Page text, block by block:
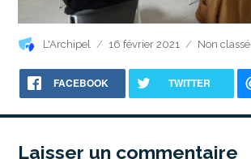
Auteur
L'Archipel
Publié
16 février 2021 Catégories
Non classé
FACEBOOK TWITTER
Laisser un commentaire